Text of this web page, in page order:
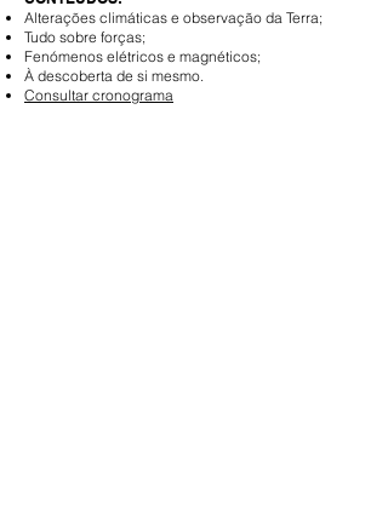
Alterações climáticas e observação da Terra;
Tudo sobre forças;
Fenómenos elétricos e magnéticos;
À descoberta de si mesmo.
Consultar cronograma